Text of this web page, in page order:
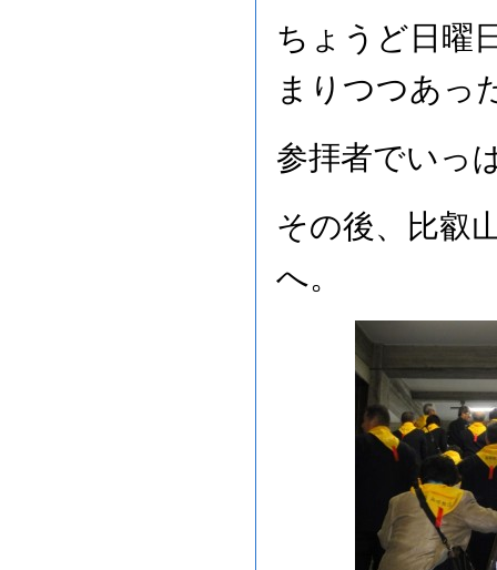
ちょうど日曜
まりつつあっ
参拝者でいっ
その後、比叡
へ。